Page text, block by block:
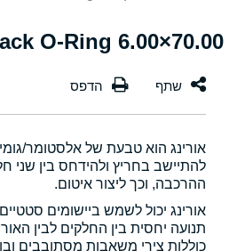
70.00×6.00 EPDM 70 Black O-Ring
אורינג הוא טבעת של אלסטומר/
להתיישב בחריץ ולהידחס בין שני
ההרכבה, וכך ליצור איטום.
אורינג יכול לשמש ביישומים
תנועה יחסית בין החלקים לבין
כוללות צירי משאבות מסתובבים